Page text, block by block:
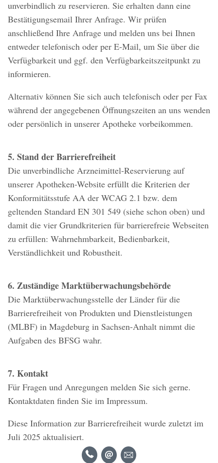
unverbindlich zu reservieren. Sie erhalten dann eine
Bestätigungsemail Ihrer Anfrage. Wir prüfen
anschließend Ihre Anfrage und melden uns bei Ihnen
entweder telefonisch oder per E-Mail, um Sie über die
Verfügbarkeit und ggf. den Verfügbarkeitszeitpunkt zu
informieren.
Alternativ können Sie sich auch telefonisch oder per Fax
während der angegebenen Öffnungszeiten an uns wenden
oder persönlich in unserer Apotheke vorbeikommen.
5. Stand der Barrierefreiheit
Die unverbindliche Arzneimittel-Reservierung auf
unserer Apotheken-Website erfüllt die Kriterien der
Konformitätsstufe AA der WCAG 2.1 bzw. dem
geltenden Standard EN 301 549 (siehe schon oben) und
damit die vier Grundkriterien für barrierefreie Webseiten
zu erfüllen: Wahrnehmbarkeit, Bedienbarkeit,
Verständlichkeit und Robustheit.
6. Zuständige Marktüberwachungsbehörde
Die Marktüberwachungsstelle der Länder für die
Barrierefreiheit von Produkten und Dienstleistungen
(MLBF) in Magdeburg in Sachsen-Anhalt nimmt die
Aufgaben des BFSG wahr.
7. Kontakt
Für Fragen und Anregungen melden Sie sich gerne.
Kontaktdaten finden Sie im Impressum.
Diese Information zur Barrierefreiheit wurde zuletzt im
Juli 2025 aktualisiert.